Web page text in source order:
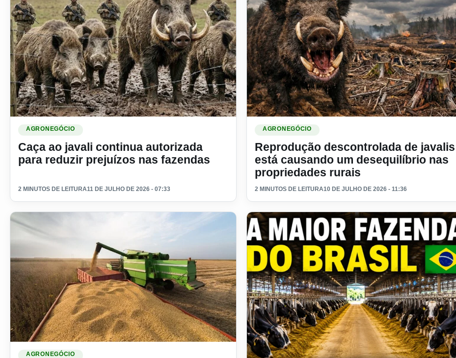
AGRONEGÓCIO
Caça ao javali continua autorizada
para reduzir prejuízos nas fazendas
2 MINUTOS DE LEITURA11 DE JULHO DE 2026 - 07:33
Ler materia: Reprodução descontrolada de javalis está
AGRONEGÓCIO
Reprodução descontrolada de javalis
está causando um desequilíbrio nas
propriedades rurais
2 MINUTOS DE LEITURA10 DE JULHO DE 2026 - 11:36
Ler materia: Reforma tributária pode fazer transportadora do agro pagar 414% a mais em imposto
AGRONEGÓCIO